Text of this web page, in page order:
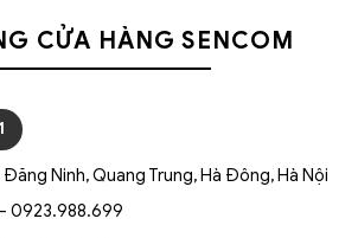
CỬA HÀNG SENCOM
Đăng Ninh, Quang Trung, Hà Đông, Hà Nội
0923.988.699